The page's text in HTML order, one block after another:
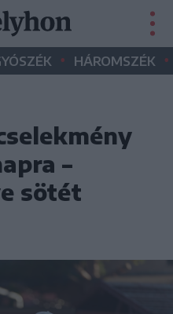
• HÁROMSZÉK •
–
sötét